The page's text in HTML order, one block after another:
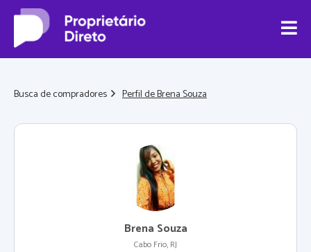
Busca de compradores Perfil de Brena Souza
Brena Souza
Cabo Frio, RJ